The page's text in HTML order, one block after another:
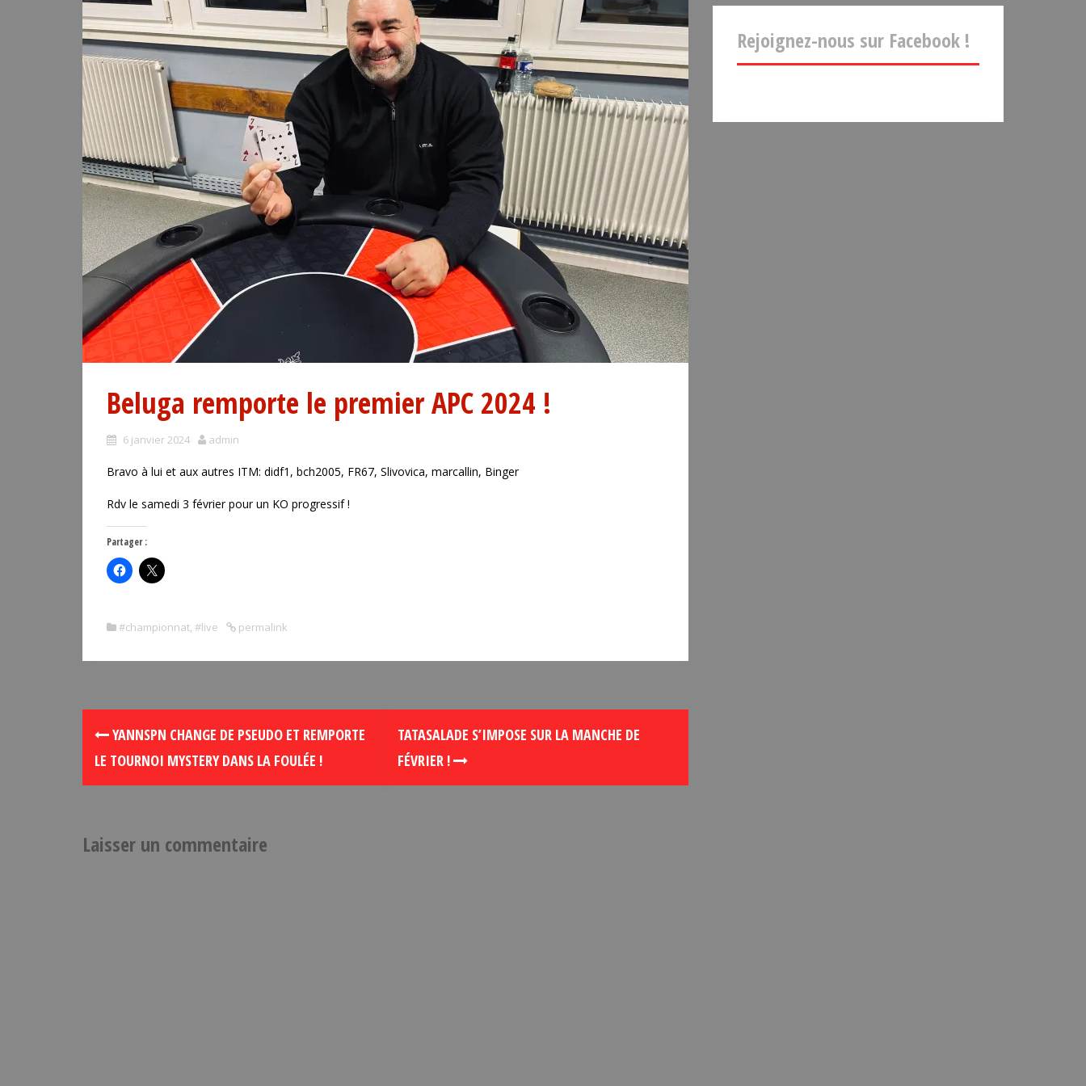
Beluga remporte le premier APC 2024 !
6 janvier 2024 admin
Bravo à lui et aux autres ITM: didf1, bch2005, FR67, Slivovica, marcallin, Binger
Rdv le samedi 3 février pour un KO progressif !
Partager :
#championnat, #live permalink
YANNSPN CHANGE DE PSEUDO ET REMPORTE
LE TOURNOI MYSTERY DANS LA FOULÉE !
TATASALADE S’IMPOSE SUR LA MANCHE DE
FÉVRIER !
Laisser un commentaire
Rejoignez-nous sur Facebook !